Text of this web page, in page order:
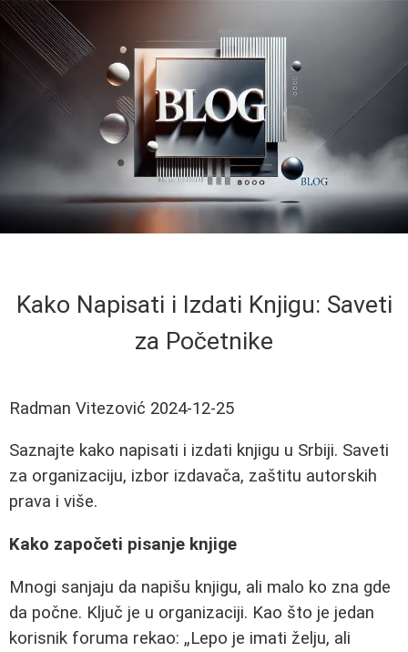
Kako Napisati i Izdati Knjigu: Saveti
za Početnike
Radman Vitezović 2024-12-25
Saznajte kako napisati i izdati knjigu u Srbiji. Saveti
za organizaciju, izbor izdavača, zaštitu autorskih
prava i više.
Kako započeti pisanje knjige
Mnogi sanjaju da napišu knjigu, ali malo ko zna gde
da počne. Ključ je u organizaciji. Kao što je jedan
korisnik foruma rekao:
Lepo je imati želju, ali